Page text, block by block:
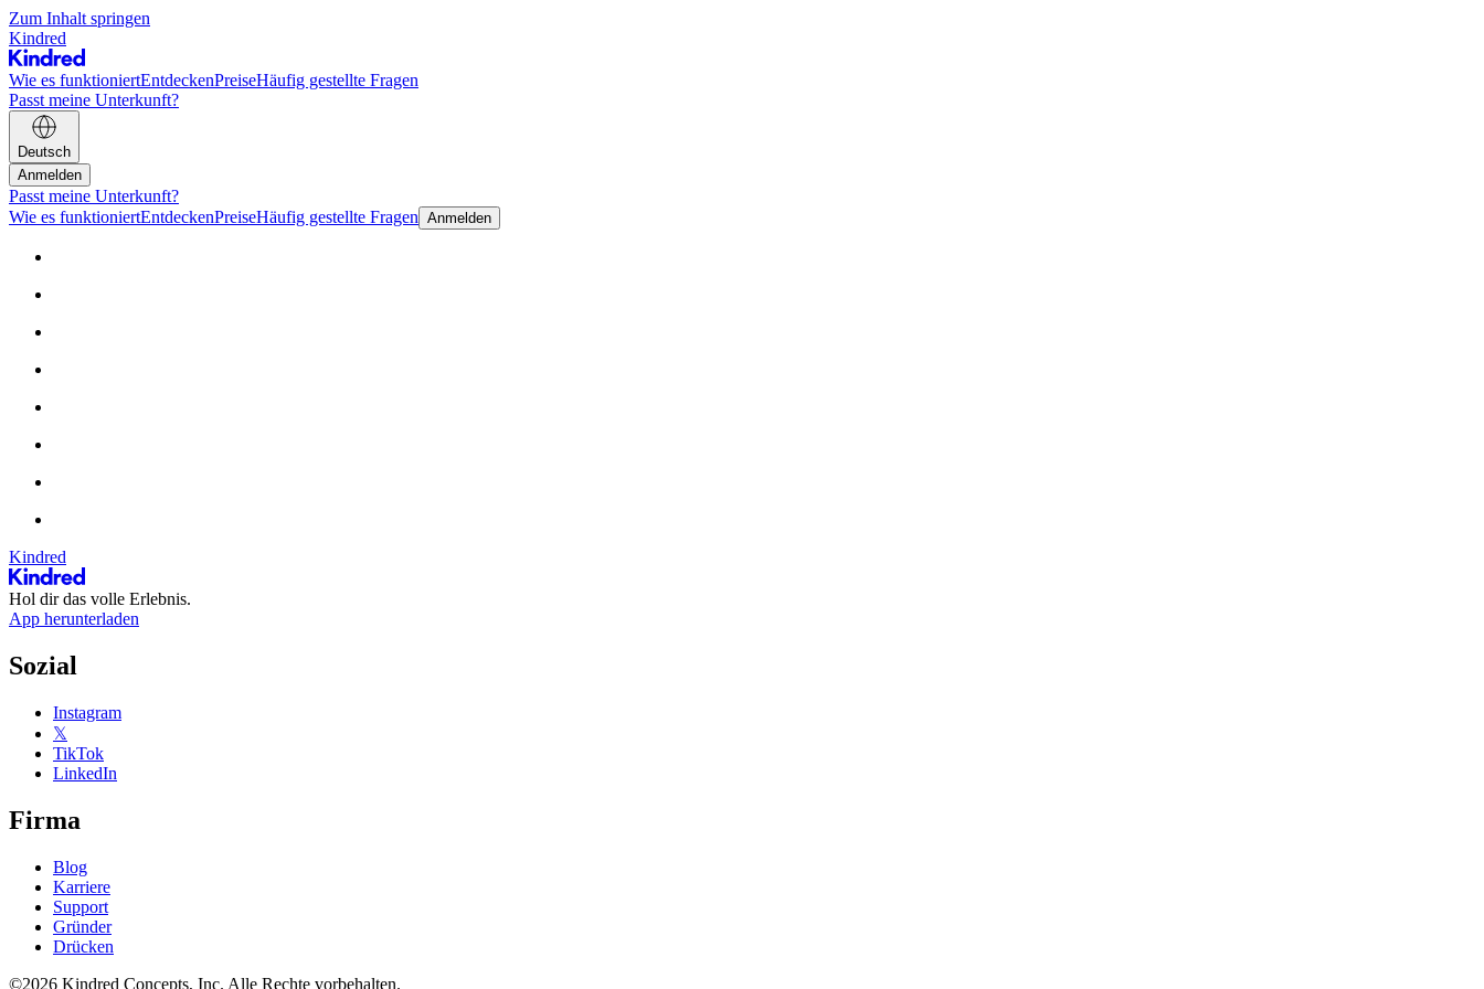
Zum Inhalt springen
Kindred
Wie es funktioniertEntdeckenPreiseHäufig gestellte Fragen
Passt meine Unterkunft?
Deutsch
Anmelden
Passt meine Unterkunft?
Wie es funktioniertEntdeckenPreiseHäufig gestellte Fragen Anmelden
Kindred
Hol dir das volle Erlebnis.
App herunterladen
Sozial
Instagram
𝕏
TikTok
LinkedIn
Firma
Blog
Karriere
Support
Gründer
Drücken
©2026 Kindred Concepts, Inc. Alle Rechte vorbehalten.